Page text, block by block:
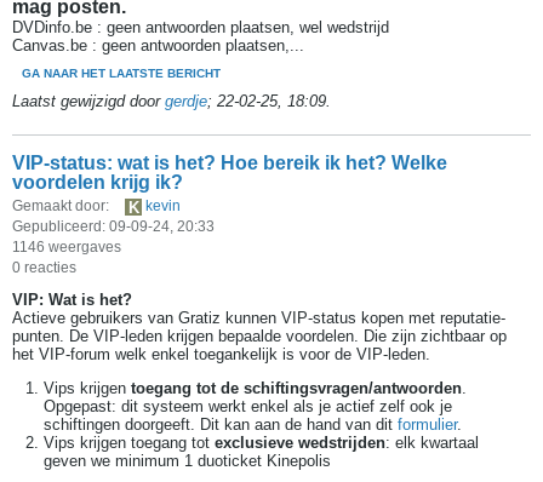
mag posten.
DVDinfo.be : geen antwoorden plaatsen, wel wedstrijd
Canvas.be : geen antwoorden plaatsen,...
GA NAAR HET LAATSTE BERICHT
Laatst gewijzigd door gerdje; 22-02-25, 18:09.
VIP-status: wat is het? Hoe bereik ik het? Welke
voordelen krijg ik?
Gemaakt door:
kevin
Gepubliceerd: 09-09-24, 20:33
1146 weergaves
0 reacties
VIP: Wat is het?
Actieve gebruikers van Gratiz kunnen VIP-status kopen met reputatie-
punten. De VIP-leden krijgen bepaalde voordelen. Die zijn zichtbaar op
het VIP-forum welk enkel toegankelijk is voor de VIP-leden.
Vips krijgen toegang tot de schiftingsvragen/antwoorden.
Opgepast: dit systeem werkt enkel als je actief zelf ook je
schiftingen doorgeeft. Dit kan aan de hand van dit formulier.
Vips krijgen toegang tot exclusieve wedstrijden: elk kwartaal
geven we minimum 1 duoticket Kinepolis